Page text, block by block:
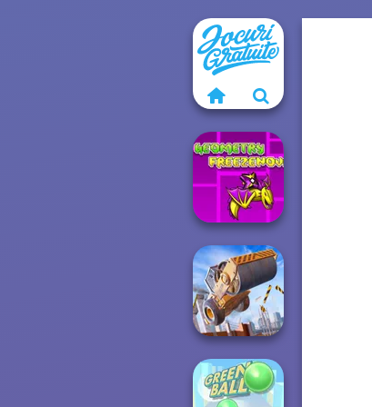
Geometry Dash:
FreezeNova
Game
Construction